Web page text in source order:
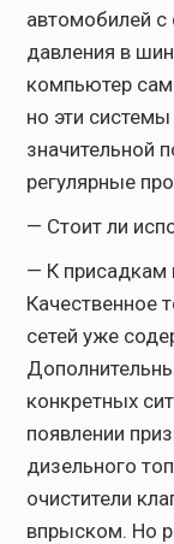
автомобилей с
давления в
компьютер
но эти
значительной
регулярные
— Стоит ли
— К присадкам
Качественное
сетей уже
конкретных
появлении
дизельного
очистители
впрыском. Но